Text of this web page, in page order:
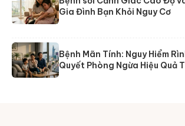
Gia Đình Bạn Khỏi Nguy Cơ
Bệnh Mãn Tính: Nguy Hiểm
Quyết Phòng Ngừa Hiệu Quả